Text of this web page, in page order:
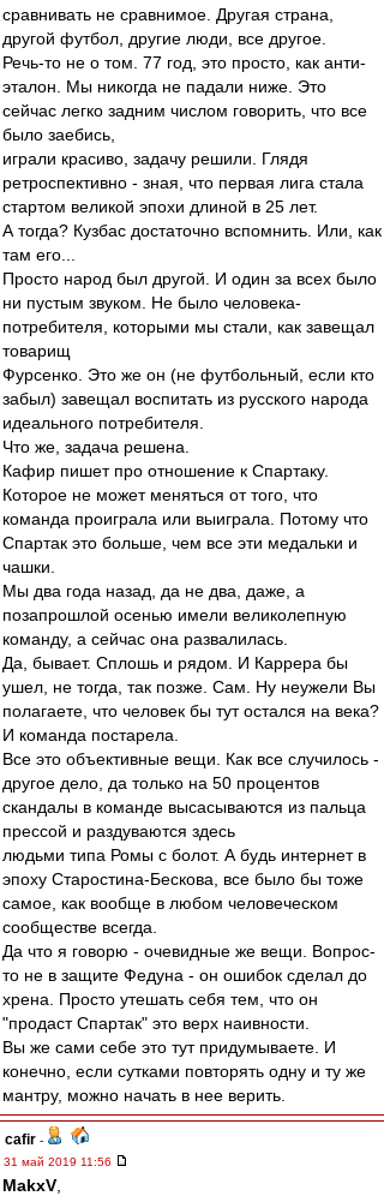
сравнивать не сравнимое. Другая страна,
другой футбол, другие люди, все другое.
Речь-то не о том. 77 год, это просто, как анти-
эталон. Мы никогда не падали ниже. Это
сейчас легко задним числом говорить, что все
было заебись,
играли красиво, задачу решили. Глядя
ретроспективно - зная, что первая лига стала
стартом великой эпохи длиной в 25 лет.
А тогда? Кузбас достаточно вспомнить. Или, как
там его...
Просто народ был другой. И один за всех было
ни пустым звуком. Не было человека-
потребителя, которыми мы стали, как завещал
товарищ
Фурсенко. Это же он (не футбольный, если кто
забыл) завещал воспитать из русского народа
идеального потребителя.
Что же, задача решена.
Кафир пишет про отношение к Спартаку.
Которое не может меняться от того, что
команда проиграла или выиграла. Потому что
Спартак это больше, чем все эти медальки и
чашки.
Мы два года назад, да не два, даже, а
позапрошлой осенью имели великолепную
команду, а сейчас она развалилась.
Да, бывает. Сплошь и рядом. И Каррера бы
ушел, не тогда, так позже. Сам. Ну неужели Вы
полагаете, что человек бы тут остался на века?
И команда постарела.
Все это объективные вещи. Как все случилось -
другое дело, да только на 50 процентов
скандалы в команде высасываются из пальца
прессой и раздуваются здесь
людьми типа Ромы с болот. А будь интернет в
эпоху Старостина-Бескова, все было бы тоже
самое, как вообще в любом человеческом
сообществе всегда.
Да что я говорю - очевидные же вещи. Вопрос-
то не в защите Федуна - он ошибок сделал до
хрена. Просто утешать себя тем, что он
"продаст Спартак" это верх наивности.
Вы же сами себе это тут придумываете. И
конечно, если сутками повторять одну и ту же
мантру, можно начать в нее верить.
cafir -
31 май 2019 11:56
MakxV